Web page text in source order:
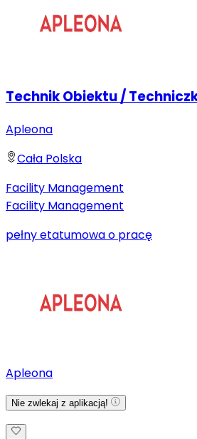
Technik Obiektu /
Apleona
Cała Polska
Facility Management
Facility Management
pełny etatumowa o pracę
Apleona
Nie zwlekaj z aplikacją!